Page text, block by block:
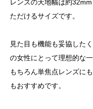
レンズの天地幅は約
ただけるサイズです。
見た目も機能も妥協した
の女性にとって理想的な一
もちろん単焦点レンズに
もおすすめです。